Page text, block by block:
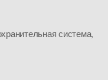
система,